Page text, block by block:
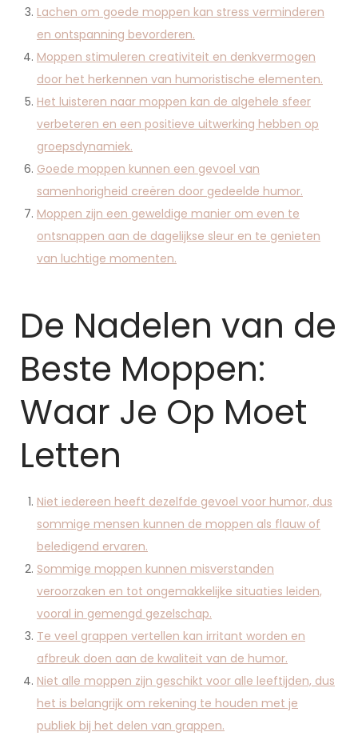
Lachen om goede moppen kan stress verminderen
en ontspanning bevorderen.
Moppen stimuleren creativiteit en denkvermogen
door het herkennen van humoristische elementen.
Het luisteren naar moppen kan de algehele sfeer
verbeteren en een positieve uitwerking hebben op
groepsdynamiek.
Goede moppen kunnen een gevoel van
samenhorigheid creëren door gedeelde humor.
Moppen zijn een geweldige manier om even te
ontsnappen aan de dagelijkse sleur en te genieten
van luchtige momenten.
De Nadelen van de
Beste Moppen:
Waar Je Op Moet
Letten
Niet iedereen heeft dezelfde gevoel voor humor, dus
sommige mensen kunnen de moppen als flauw of
beledigend ervaren.
Sommige moppen kunnen misverstanden
veroorzaken en tot ongemakkelijke situaties leiden,
vooral in gemengd gezelschap.
Te veel grappen vertellen kan irritant worden en
afbreuk doen aan de kwaliteit van de humor.
Niet alle moppen zijn geschikt voor alle leeftijden, dus
het is belangrijk om rekening te houden met je
publiek bij het delen van grappen.